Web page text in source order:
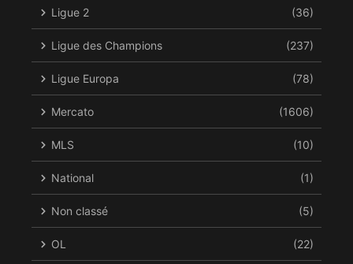
Ligue 2 (36)
Ligue des Champions (237)
Ligue Europa (78)
Mercato (1606)
MLS (10)
National (1)
Non classé (5)
OL (22)